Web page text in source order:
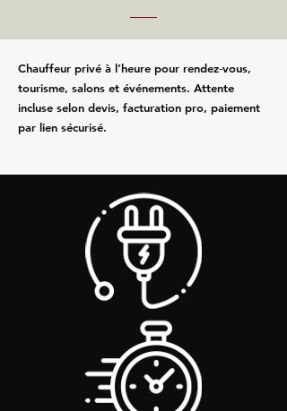
Chauffeur privé à l’heure pour rendez‑vous,
tourisme, salons et événements. Attente
incluse selon devis, facturation pro, paiement
par lien sécurisé.